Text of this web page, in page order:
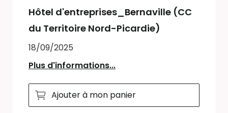
Hôtel d'entreprises_Bernaville (CC
du Territoire Nord-Picardie)
18/09/2025
Plus d'informations...
Ajouter à mon panier